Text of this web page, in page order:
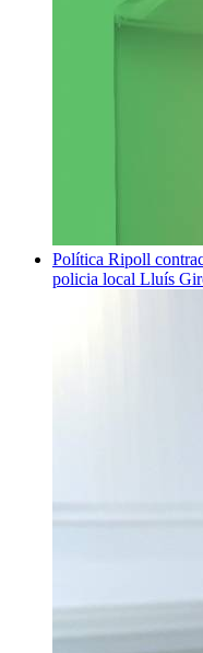
Política Ripoll
policia local Lluís